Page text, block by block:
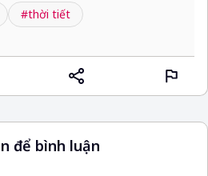
#thời tiết
để bình luận